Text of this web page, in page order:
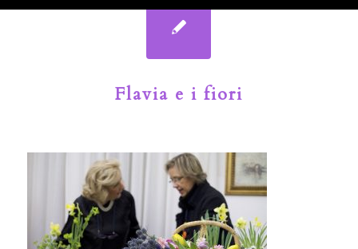
Flavia e i fiori